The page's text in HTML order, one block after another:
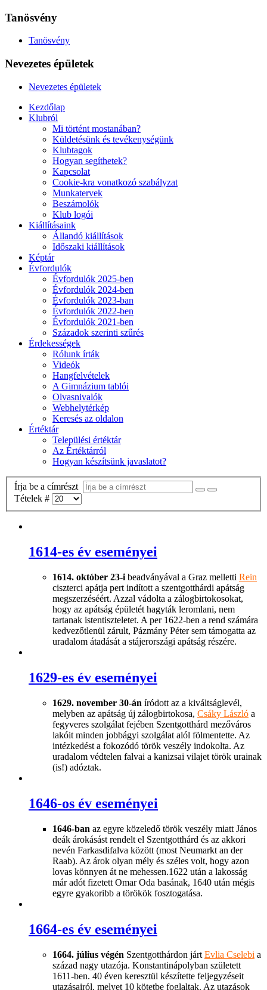
Tanösvény
Tanösvény
Nevezetes épületek
Nevezetes épületek
Kezdőlap
Klubról
Mi történt mostanában?
Küldetésünk és tevékenységünk
Klubtagok
Hogyan segíthetek?
Kapcsolat
Cookie-kra vonatkozó szabályzat
Munkatervek
Beszámolók
Klub logói
Kiállításaink
Állandó kiállítások
Időszaki kiállítások
Képtár
Évfordulók
Évfordulók 2025-ben
Évfordulók 2024-ben
Évfordulók 2023-ban
Évfordulók 2022-ben
Évfordulók 2021-ben
Századok szerinti szűrés
Érdekességek
Rólunk írták
Videók
Hangfelvételek
A Gimnázium tablói
Olvasnivalók
Webhelytérkép
Keresés az oldalon
Értéktár
Települési értéktár
Az Értéktárról
Hogyan készítsünk javaslatot?
Írja be a címrészt
Tételek #
1614-es év eseményei
1614. október 23-i beadványával a Graz melletti Rein
ciszterci apátja pert indított a szentgotthárdi apátság
megszerzéséért. Azzal vádolta a zálogbirtokosokat,
hogy az apátság épületét hagyták leromlani, nem
tartanak istentiszteletet. A per 1622-ben a rend számára
kedvezőtlenül zárult, Pázmány Péter sem támogatta az
uradalom átadását a stájerországi apátság részére.
1629-es év eseményei
1629. november 30-án íródott az a kiváltságlevél,
melyben az apátság új zálogbirtokosa, Csáky László a
fegyveres szolgálat fejében Szentgotthárd mezőváros
lakóit minden jobbágyi szolgálat alól fölmentette. Az
intézkedést a fokozódó török veszély indokolta. Az
uradalom védtelen falvai a kanizsai vilajet török urainak
(is!) adóztak.
1646-os év eseményei
1646-ban az egyre közeledő török veszély miatt János
deák árokásást rendelt el Szentgotthárd és az akkori
nevén Farkasdifalva között (most Neumarkt an der
Raab). Az árok olyan mély és széles volt, hogy azon
lovas könnyen át ne mehessen.1622 után a lakosság
már adót fizetett Omar Oda basának, 1640 után mégis
egyre gyakoribb a törökök fosztogatása.
1664-es év eseményei
1664. július végén Szentgotthárdon járt Evlia Cselebi a
század nagy utazója. Konstantinápolyban született
1611-ben. 40 éven keresztül készítette feljegyzéseit
utazásairól, melyet 10 kötetbe foglaltak. Az utazások